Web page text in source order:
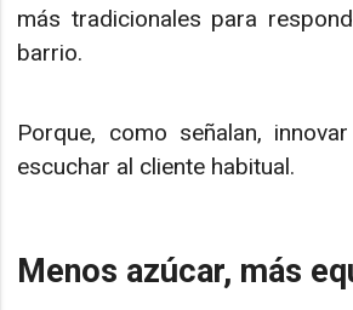
más tradicionales para
barrio.
Porque, como señalan,
escuchar al cliente habitual.
Menos azúcar, más